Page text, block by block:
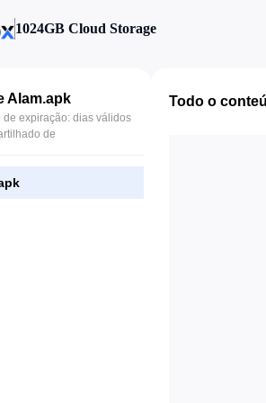
1024GB Cloud Storage
Alam.apk
de expiração: dias válidos
de
Todo o